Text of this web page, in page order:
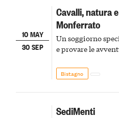
10 MAY
30 SEP
Cavalli, natura
Monferrato
Un soggiorno
e provare le
Bistagno
SediMenti